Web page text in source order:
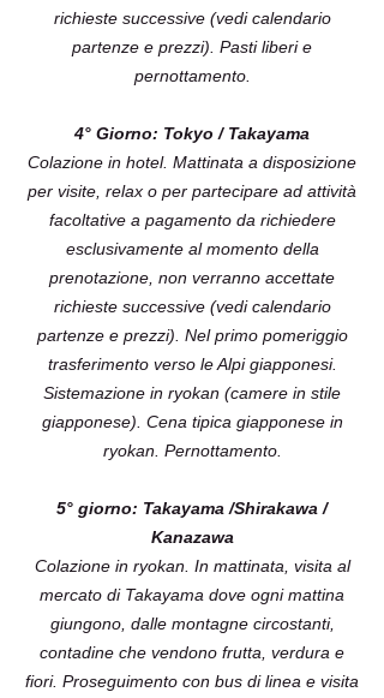
richieste successive (vedi calendario
partenze e prezzi). Pasti liberi e
pernottamento.
4° Giorno: Tokyo / Takayama
Colazione in hotel. Mattinata a disposizione
per visite, relax o per partecipare ad attività
facoltative a pagamento da richiedere
esclusivamente al momento della
prenotazione, non verranno accettate
richieste successive (vedi calendario
partenze e prezzi). Nel primo pomeriggio
trasferimento verso le Alpi giapponesi.
Sistemazione in ryokan (camere in stile
giapponese). Cena tipica giapponese in
ryokan. Pernottamento.
5° giorno: Takayama /Shirakawa /
Kanazawa
Colazione in ryokan. In mattinata, visita al
mercato di Takayama dove ogni mattina
giungono, dalle montagne circostanti,
contadine che vendono frutta, verdura e
fiori. Proseguimento con bus di linea e visita